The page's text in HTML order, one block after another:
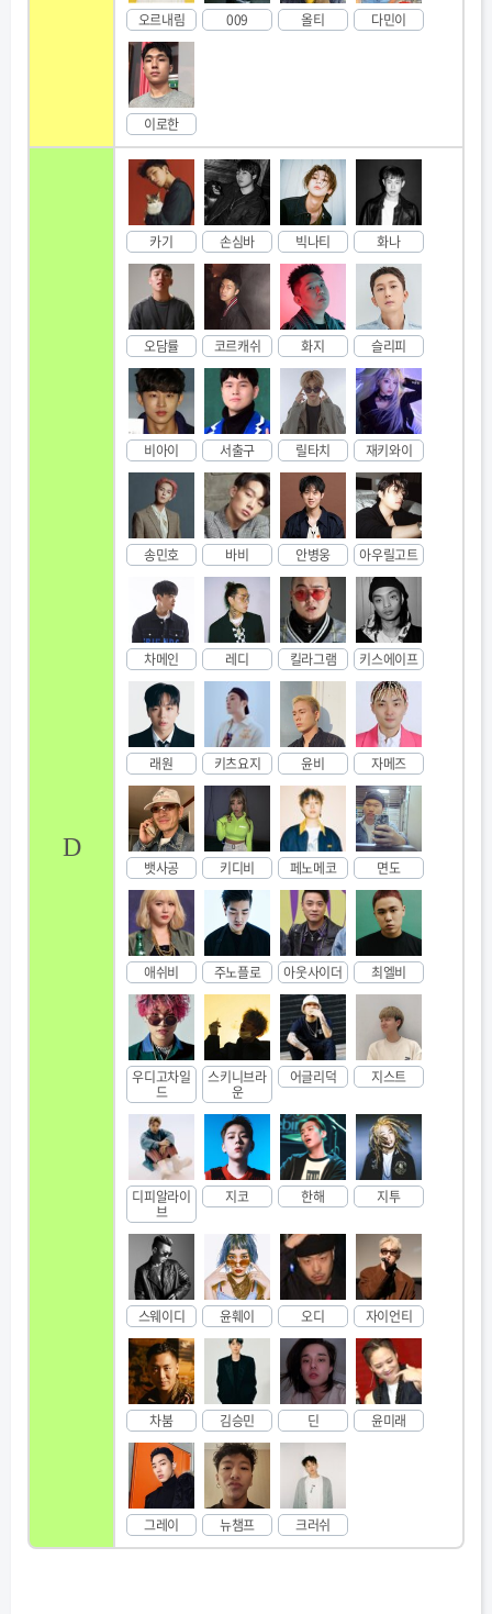
오르내림 009 올티 다민이
이로한
D
카기 손심바 빅나티 화나
오담률 코르캐쉬 화지 슬리피
비아이 서출구 릴타치 재키와이
송민호 바비 안병웅 아우릴고트
차메인 레디 킬라그램 키스에이프
래원 키츠요지 윤비 자메즈
뱃사공 키디비 페노메코 면도
애쉬비 주노플로 아웃사이더 최엘비
우디고차일
드
스키니브라
운
어글리덕 지스트
디피알라이
브
지코 한해 지투
스웨이디 윤훼이 오디 자이언티
차붐 김승민 딘 윤미래
그레이 뉴챔프 크러쉬